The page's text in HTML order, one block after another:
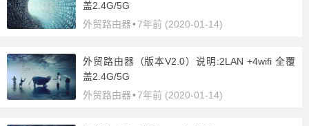
盖2.4G/5G
外贸路由器•7年前 (2020-01-14)
外贸路由器（版本V2.0）说明:2LAN +4wifi 全覆
盖2.4G/5G
外贸路由器•7年前 (2020-01-14)